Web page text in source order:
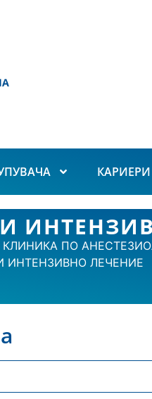
КАРИЕРИ
КЛИНИКА ПО
ИНТЕНЗИВНО ЛЕЧЕНИЕ